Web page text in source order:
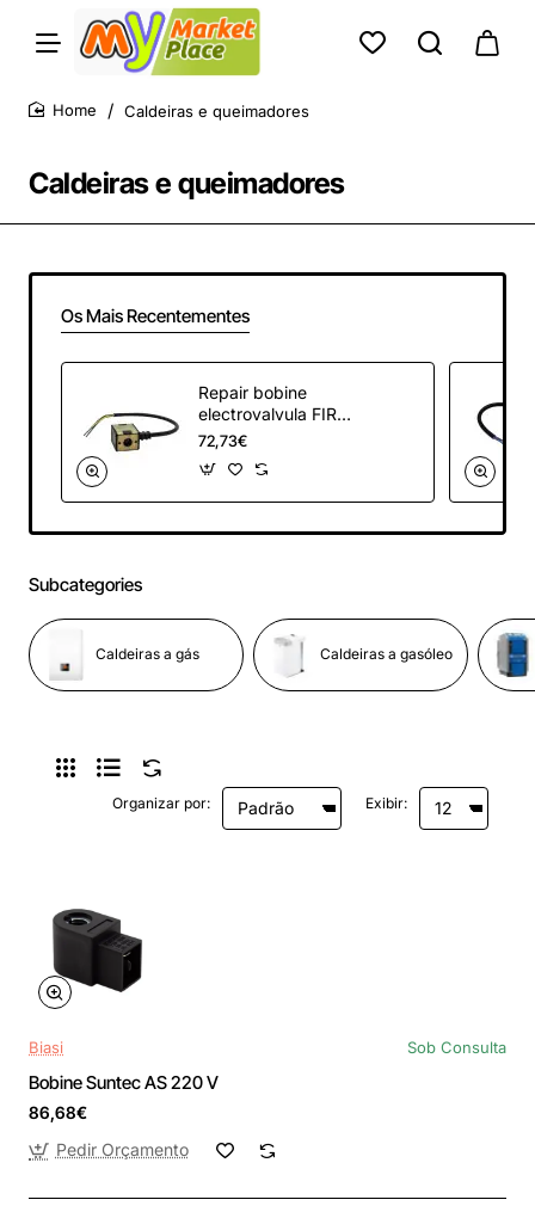
Caldeiras e queimadores
Caldeiras e queimadores
Os Mais Recentementes
Repair bobine
electrovalvula FIRE
Lamb.
72,73€
Subcategories
Caldeiras a gás Caldeiras a gasóleo
Organizar por: Exibir:
Biasi Sob Consulta
Bobine Suntec AS 220 V
86,68€
Pedir Orçamento